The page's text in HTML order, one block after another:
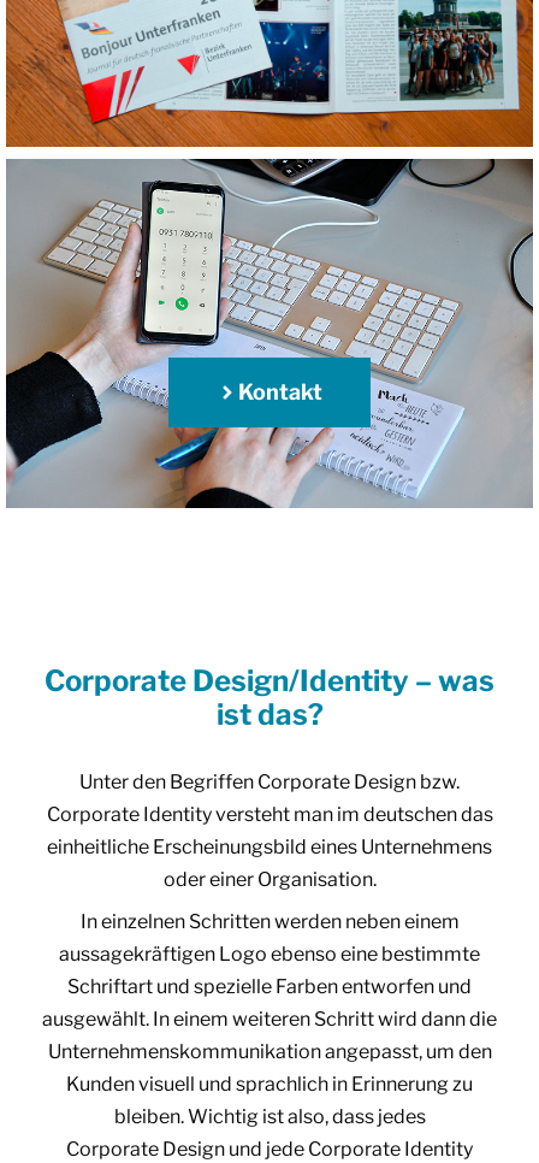
Kontakt
Corporate Design/Identity – was
ist das?
Unter den Begriffen Corporate Design bzw.
Corporate Identity versteht man im deutschen das
einheitliche Erscheinungsbild eines Unternehmens
oder einer Organisation.
In einzelnen Schritten werden neben einem
aussagekräftigen Logo ebenso eine bestimmte
Schriftart und spezielle Farben entworfen und
ausgewählt. In einem weiteren Schritt wird dann die
Unternehmenskommunikation angepasst, um den
Kunden visuell und sprachlich in Erinnerung zu
bleiben. Wichtig ist also, dass jedes
Corporate Design und jede Corporate Identity